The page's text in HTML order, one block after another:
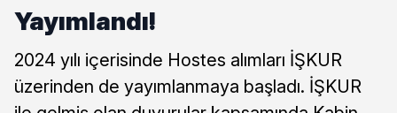
Yayımlandı!
2024 yılı içerisinde Hostes alımları İŞKUR
üzerinden de yayımlanmaya başladı. İŞKUR